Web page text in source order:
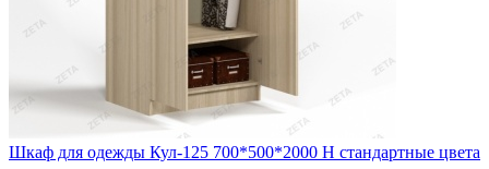
Шкаф для одежды Кул-125 700*500*2000 Н стандартные цвета